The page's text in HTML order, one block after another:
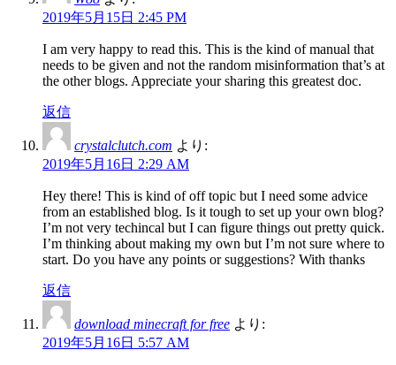
2019年5月15日 2:45 PM
I am very happy to read this. This is the kind of manual that
needs to be given and not the random misinformation that’s at
the other blogs. Appreciate your sharing this greatest doc.
返信
crystalclutch.com より:
2019年5月16日 2:29 AM
Hey there! This is kind of off topic but I need some advice
from an established blog. Is it tough to set up your own blog?
I’m not very techincal but I can figure things out pretty quick.
I’m thinking about making my own but I’m not sure where to
start. Do you have any points or suggestions? With thanks
返信
download minecraft for free より:
2019年5月16日 5:57 AM